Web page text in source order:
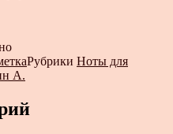
Рубрики Ноты для
А.